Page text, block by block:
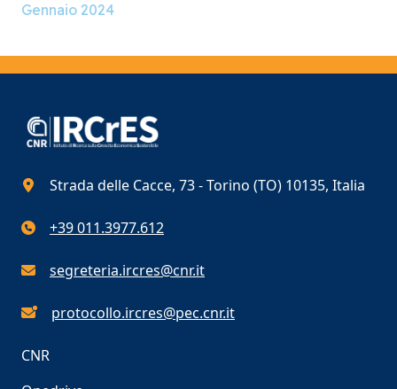
Gennaio 2024
Strada delle Cacce, 73 - Torino (TO) 10135, Italia
+39 011.3977.612
segreteria.ircres@cnr.it
protocollo.ircres@pec.cnr.it
CNR